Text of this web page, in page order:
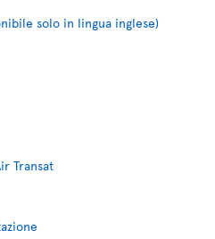
solo in lingua inglese)
Transat